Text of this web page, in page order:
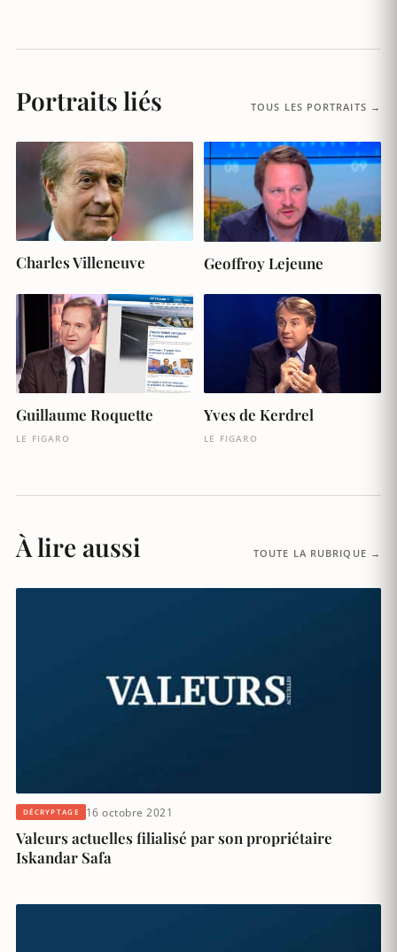
Portraits liés TOUS LES PORTRAITS →
Charles Villeneuve Geoffroy Lejeune
Guillaume Roquette
LE FIGARO
Yves de Kerdrel
LE FIGARO
À lire aussi TOUTE LA RUBRIQUE →
DÉCRYPTAGE 16 octobre 2021
Valeurs actuelles filialisé par son propriétaire
Iskandar Safa